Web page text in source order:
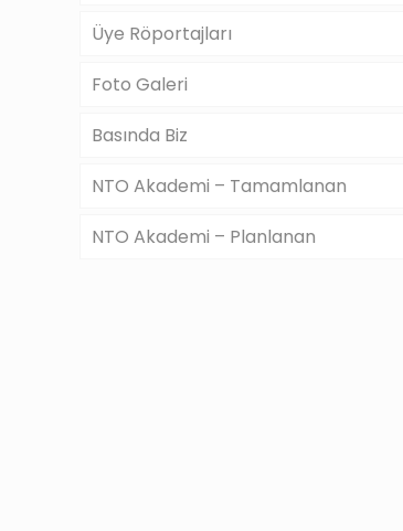
Üye Röportajları
Foto Galeri
Basında Biz
NTO Akademi – Tamamlanan
NTO Akademi – Planlanan